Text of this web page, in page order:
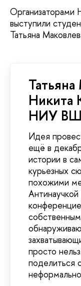
Организаторами
выступили
Татьяна
Никита
НИУ
Идея
ещё в
истории в
курьезных
похожими
просто
поделиться